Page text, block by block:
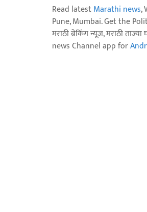
Read latestMarathi news,
Pune, Mumbai. Get the
मराठी ब्रेकिंग न्यूज, मराठी
news Channel app for